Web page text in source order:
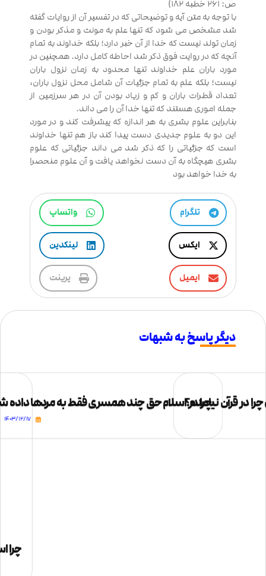
ص: ۲۶۱ خطبه ۱۸۲)
با توجه به متن آیه و توضیحاتی که در تفسیر آن از روایات گفته
شد مشخص می شود که تنها علم به مونث و مذکر بودن و
زمان تولد نیست که خدا از آن خبر دارد؛ ‌بلکه خداوند به تمام
آنچه که در روایت فوق ذکر شد احاطه کامل دارد. همچنین در
مورد باران علم خداوند تنها محدود به زمان نزول باران
نیست؛ بلکه علم به تمام جزئیات آن شامل محل نزول باران،‌
تعداد قطرات باران و کم و زیاد بودن آن در هر سرزمین از
جمله اموری هستند که تنها خدا آن را می داند.
بنابراین علوم بشری به هر اندازه که پیشرفت کند و در مورد
این دو به علوم جدیدی دست پیدا کند باز هم تنها خداوند
است که جزئیاتی را که ذکر شد می داند جزئیاتی که علوم
بشری هیچگاه به آن دست نخواهد یافت و آن علوم منحصرا
به خدا خواهد بود
تلگرام واتساپ
ایکس لینکدین
ایمیل پرینت
دیگر پاسخ به شبهات
چرا
چرا در اسلام حق چند همسری فقط به مردها داده
۱۴۰۳/۱۲/۱۷
در قرآن نیامده؟